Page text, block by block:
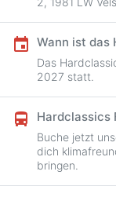
event Wann ist das
Das
2027 statt.
directions_bus Hardclassics
Buche jetzt
dich
bringen.